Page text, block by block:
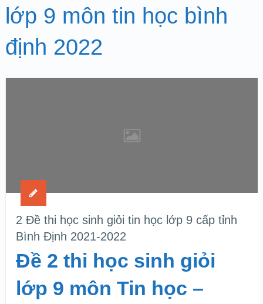
lớp 9 môn tin học bình
định 2022
2 Đề thi học sinh giỏi tin học lớp 9 cấp tỉnh
Bình Định 2021-2022
Đề 2 thi học sinh giỏi
lớp 9 môn Tin học –